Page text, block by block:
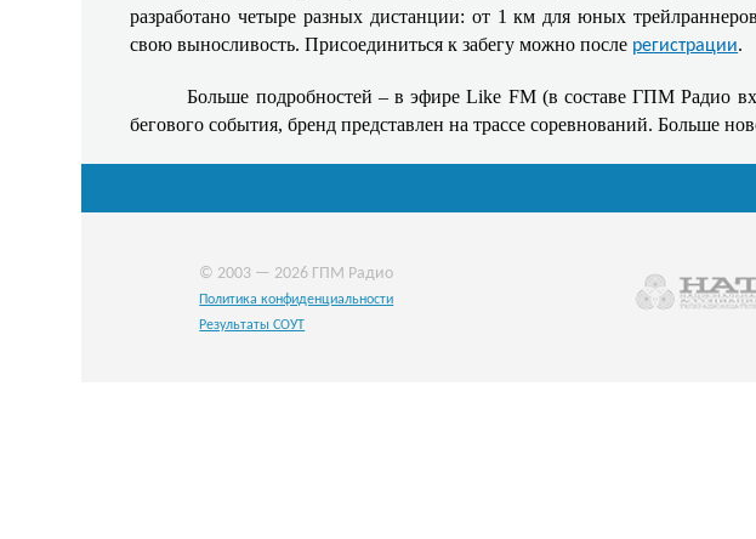
разработано четыре разных дистанции: от 1 км для юных
свою выносливость. Присоединиться к забегу можно после регистрации.
Больше подробностей – в эфире Like FM (в составе ГПМ Радио
бегового события, бренд представлен на трассе соревнований. Больше
© 2003 — 2026 ГПМ Радио
Политика конфиденциальности
Результаты СОУТ